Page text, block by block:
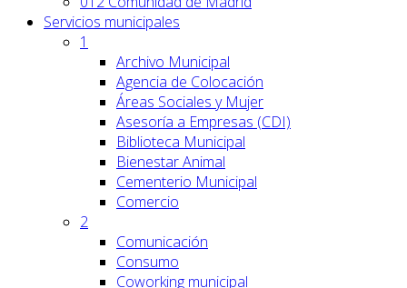
Servicios municipales
1
Archivo Municipal
Agencia de Colocación
Áreas Sociales y Mujer
Asesoría a Empresas (CDI)
Biblioteca Municipal
Bienestar Animal
Cementerio Municipal
Comercio
2
Comunicación
Consumo
Coworking municipal